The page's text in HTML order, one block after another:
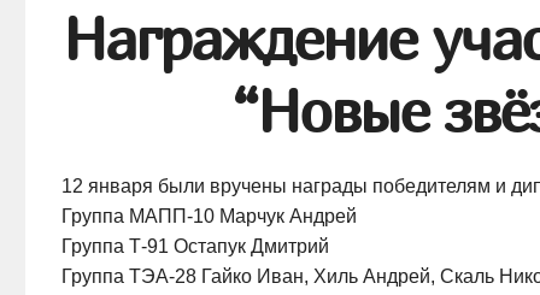
Награждение
“Новые
12 января были вручены награды победителям и
Группа МАПП-10Марчук Андрей
Группа Т-91 Остапук Дмитрий
Группа ТЭА-28Гайко Иван, Хиль Андрей, Скаль